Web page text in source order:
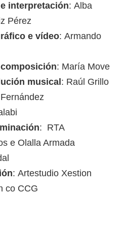
interpretación: Alba
Pérez
e vídeo: Armando
: María Move
musical : Raúl Grillo
: RTA
e Olalla Armada
: Artestudio Xestion
co CCG